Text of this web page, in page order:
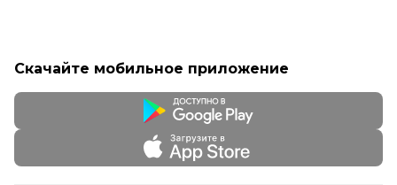
Скачайте мобильное приложение